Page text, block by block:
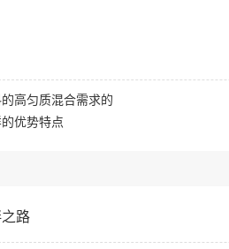
高匀质混合需求的
优势特点
路